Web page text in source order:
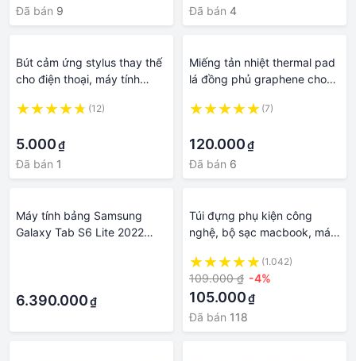
Đã bán 9
Đã bán 4
Bút cảm ứng stylus thay thế
cho điện thoại, máy tính
(12)
5.000₫
Đã bán 1
Miếng tản nhiệt thermal pad
lá đồng phủ graphene cho
pc, laptop.... .kienstore358
(7)
120.000₫
Đã bán 6
Máy tính bảng Samsung
Galaxy Tab S6 Lite 2022
6.390.000₫
Túi đựng phụ kiện công
nghệ, bộ sạc macbook, máy
dự phòng Baona B004
vuông nhiều cỡ
(1.042)
109.000 ₫ -4%
105.000₫
Đã bán 118